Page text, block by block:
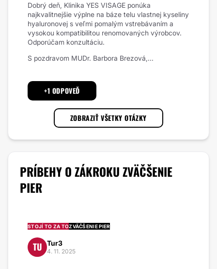
Dobrý deň, Klinika YES VISAGE ponúka
najkvalitnejšie výplne na báze telu vlastnej kyseliny
hyaluronovej s veľmi pomalým vstrebávaním a
vysokou kompatibilitou renomovaných výrobcov.
Odporúčam konzultáciu.
S pozdravom MUDr. Barbora Brezová,...
+1 ODPOVEĎ
ZOBRAZIŤ VŠETKY OTÁZKY
PRÍBEHY O ZÁKROKUZVÄČŠENIE
PIER
STOJÍ TO ZA TOZVÄČŠENIE PIER
TU Tur3
4. 11. 2025